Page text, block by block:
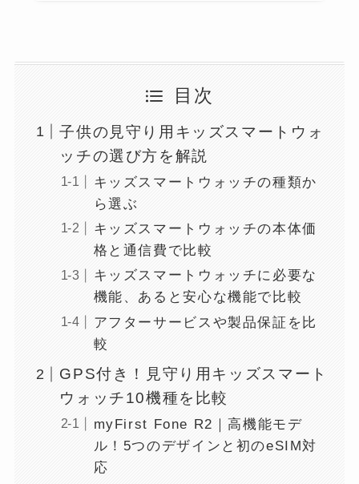
目次
子供の見守り用キッズスマートウォ
ッチの選び方を解説
キッズスマートウォッチの種類か
ら選ぶ
キッズスマートウォッチの本体価
格と通信費で比較
キッズスマートウォッチに必要な
機能、あると安心な機能で比較
アフターサービスや製品保証を比
較
GPS付き！見守り用キッズスマート
ウォッチ10機種を比較
myFirst Fone R2｜高機能モデ
ル！5つのデザインと初のeSIM対
応